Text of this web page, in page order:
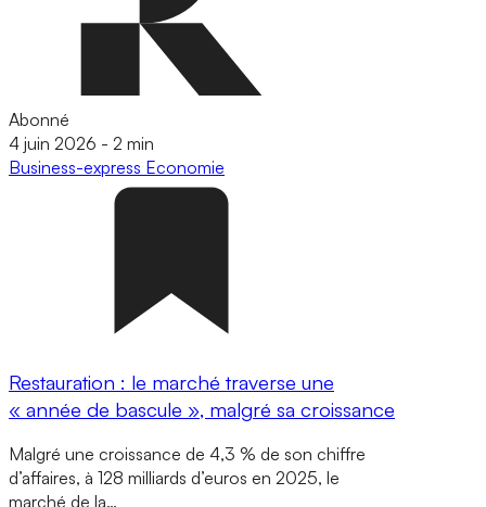
Abonné
4 juin 2026 - 2 min
Business-express Economie
Restauration : le marché traverse une
« année de bascule », malgré sa croissance
Malgré une croissance de 4,3 % de son chiffre
d’affaires, à 128 milliards d’euros en 2025, le
marché de la…